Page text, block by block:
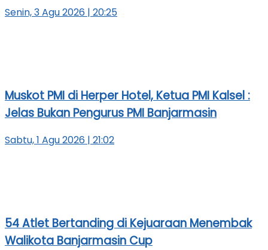
Senin, 3 Agu 2026 | 20:25
Muskot PMI di Herper Hotel, Ketua PMI Kalsel :
Jelas Bukan Pengurus PMI Banjarmasin
Sabtu, 1 Agu 2026 | 21:02
54 Atlet Bertanding di Kejuaraan Menembak
Walikota Banjarmasin Cup